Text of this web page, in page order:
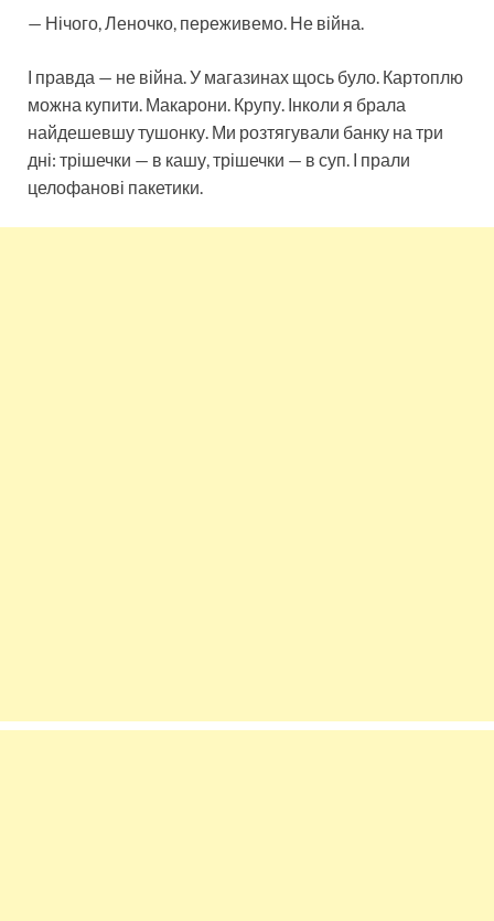
— Нічого, Леночко, переживемо. Не війна.
І правда — не війна. У магазинах щось було. Картоплю
можна купити. Макарони. Крупу. Інколи я брала
найдешевшу тушонку. Ми розтягували банку на три
дні: трішечки — в кашу, трішечки — в суп. І прали
целофанові пакетики.